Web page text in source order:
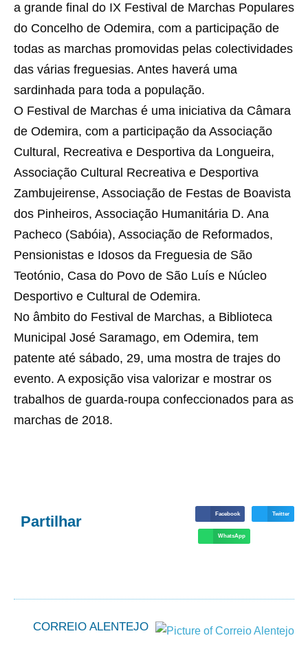
a grande final do IX Festival de Marchas Populares
do Concelho de Odemira, com a participação de
todas as marchas promovidas pelas colectividades
das várias freguesias. Antes haverá uma
sardinhada para toda a população.
O Festival de Marchas é uma iniciativa da Câmara
de Odemira, com a participação da Associação
Cultural, Recreativa e Desportiva da Longueira,
Associação Cultural Recreativa e Desportiva
Zambujeirense, Associação de Festas de Boavista
dos Pinheiros, Associação Humanitária D. Ana
Pacheco (Sabóia), Associação de Reformados,
Pensionistas e Idosos da Freguesia de São
Teotónio, Casa do Povo de São Luís e Núcleo
Desportivo e Cultural de Odemira.
No âmbito do Festival de Marchas, a Biblioteca
Municipal José Saramago, em Odemira, tem
patente até sábado, 29, uma mostra de trajes do
evento. A exposição visa valorizar e mostrar os
trabalhos de guarda-roupa confeccionados para as
marchas de 2018.
Partilhar Facebook Twitter
WhatsApp
CORREIO ALENTEJO